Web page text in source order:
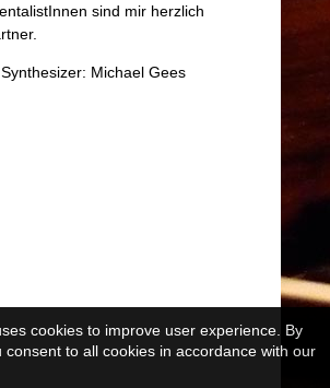
sind mir herzlich
Michael Gees
cookies to improve user experience. By
consent to all cookies in accordance with our